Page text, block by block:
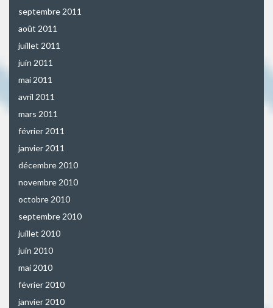
septembre 2011
août 2011
juillet 2011
juin 2011
mai 2011
avril 2011
mars 2011
février 2011
janvier 2011
décembre 2010
novembre 2010
octobre 2010
septembre 2010
juillet 2010
juin 2010
mai 2010
février 2010
janvier 2010